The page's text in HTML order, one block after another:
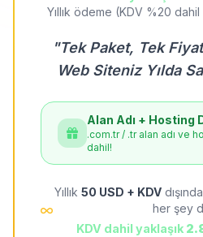
Yıllık ödeme (KDV %20
"Tek Paket, Tek
Web Siteniz Yılda
Alan Adı + Hosting
.com.tr / .tr alan adı ve
dahil!
Yıllık 50 USD + KDV
her şey
KDV dahil yaklaşık